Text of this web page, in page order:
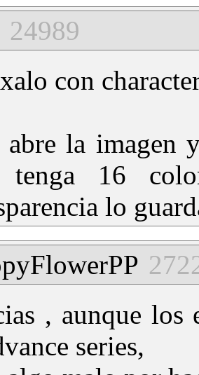
24989
con
abre la imagen
tenga 16
lo
, aunque los
series,